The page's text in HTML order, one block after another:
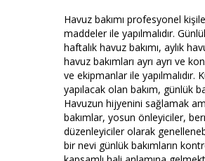
Havuz bakımı profesyonel
maddeler ile yapılmalıdır.
haftalık havuz bakımı, aylık
havuz bakımları ayrı ayrı ve
ve ekipmanlar ile yapılmalıdır.
yapılacak olan bakım, günlük
Havuzun hijyenini sağlamak
bakımlar, yosun önleyiciler,
düzenleyiciler olarak
bir nevi günlük bakımların